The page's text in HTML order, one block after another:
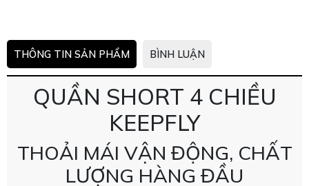
THÔNG TIN SẢN PHẨM BÌNH LUẬN
QUẦN SHORT 4 CHIỀU
KEEPFLY
THOẢI MÁI VẬN ĐỘNG, CHẤT
LƯỢNG HÀNG ĐẦU